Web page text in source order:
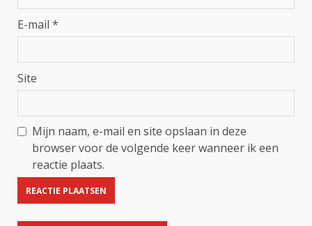
E-mail *
Site
Mijn naam, e-mail en site opslaan in deze
browser voor de volgende keer wanneer ik een
reactie plaats.